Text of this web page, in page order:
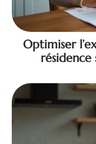
Optimiser
résidence